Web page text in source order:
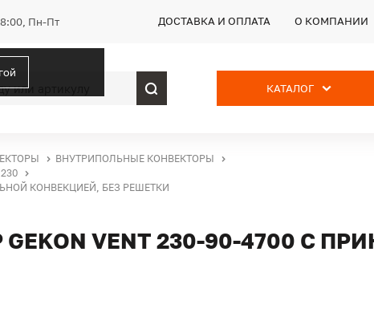
Пн-Пт ДОСТАВКА И ОПЛАТА О КОМПАНИИ
КАТАЛОГ
ВНУТРИПОЛЬНЫЕ КОНВЕКТОРЫ
КОНВЕКЦИЕЙ, БЕЗ РЕШЕТКИ
VENT 230-90-4700 С